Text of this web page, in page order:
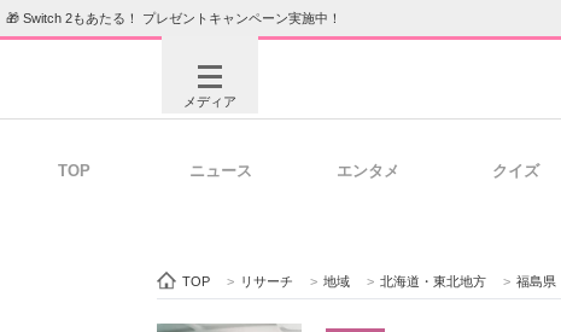
🎁 Switch 2もあたる！ プレゼントキャンペーン実施中！
メディア
ビジネスと働き方のヒント
TOP ニュース エンタメ クイズ
TOP > リサーチ > 地域 > 北海道・東北地方 > 福島県